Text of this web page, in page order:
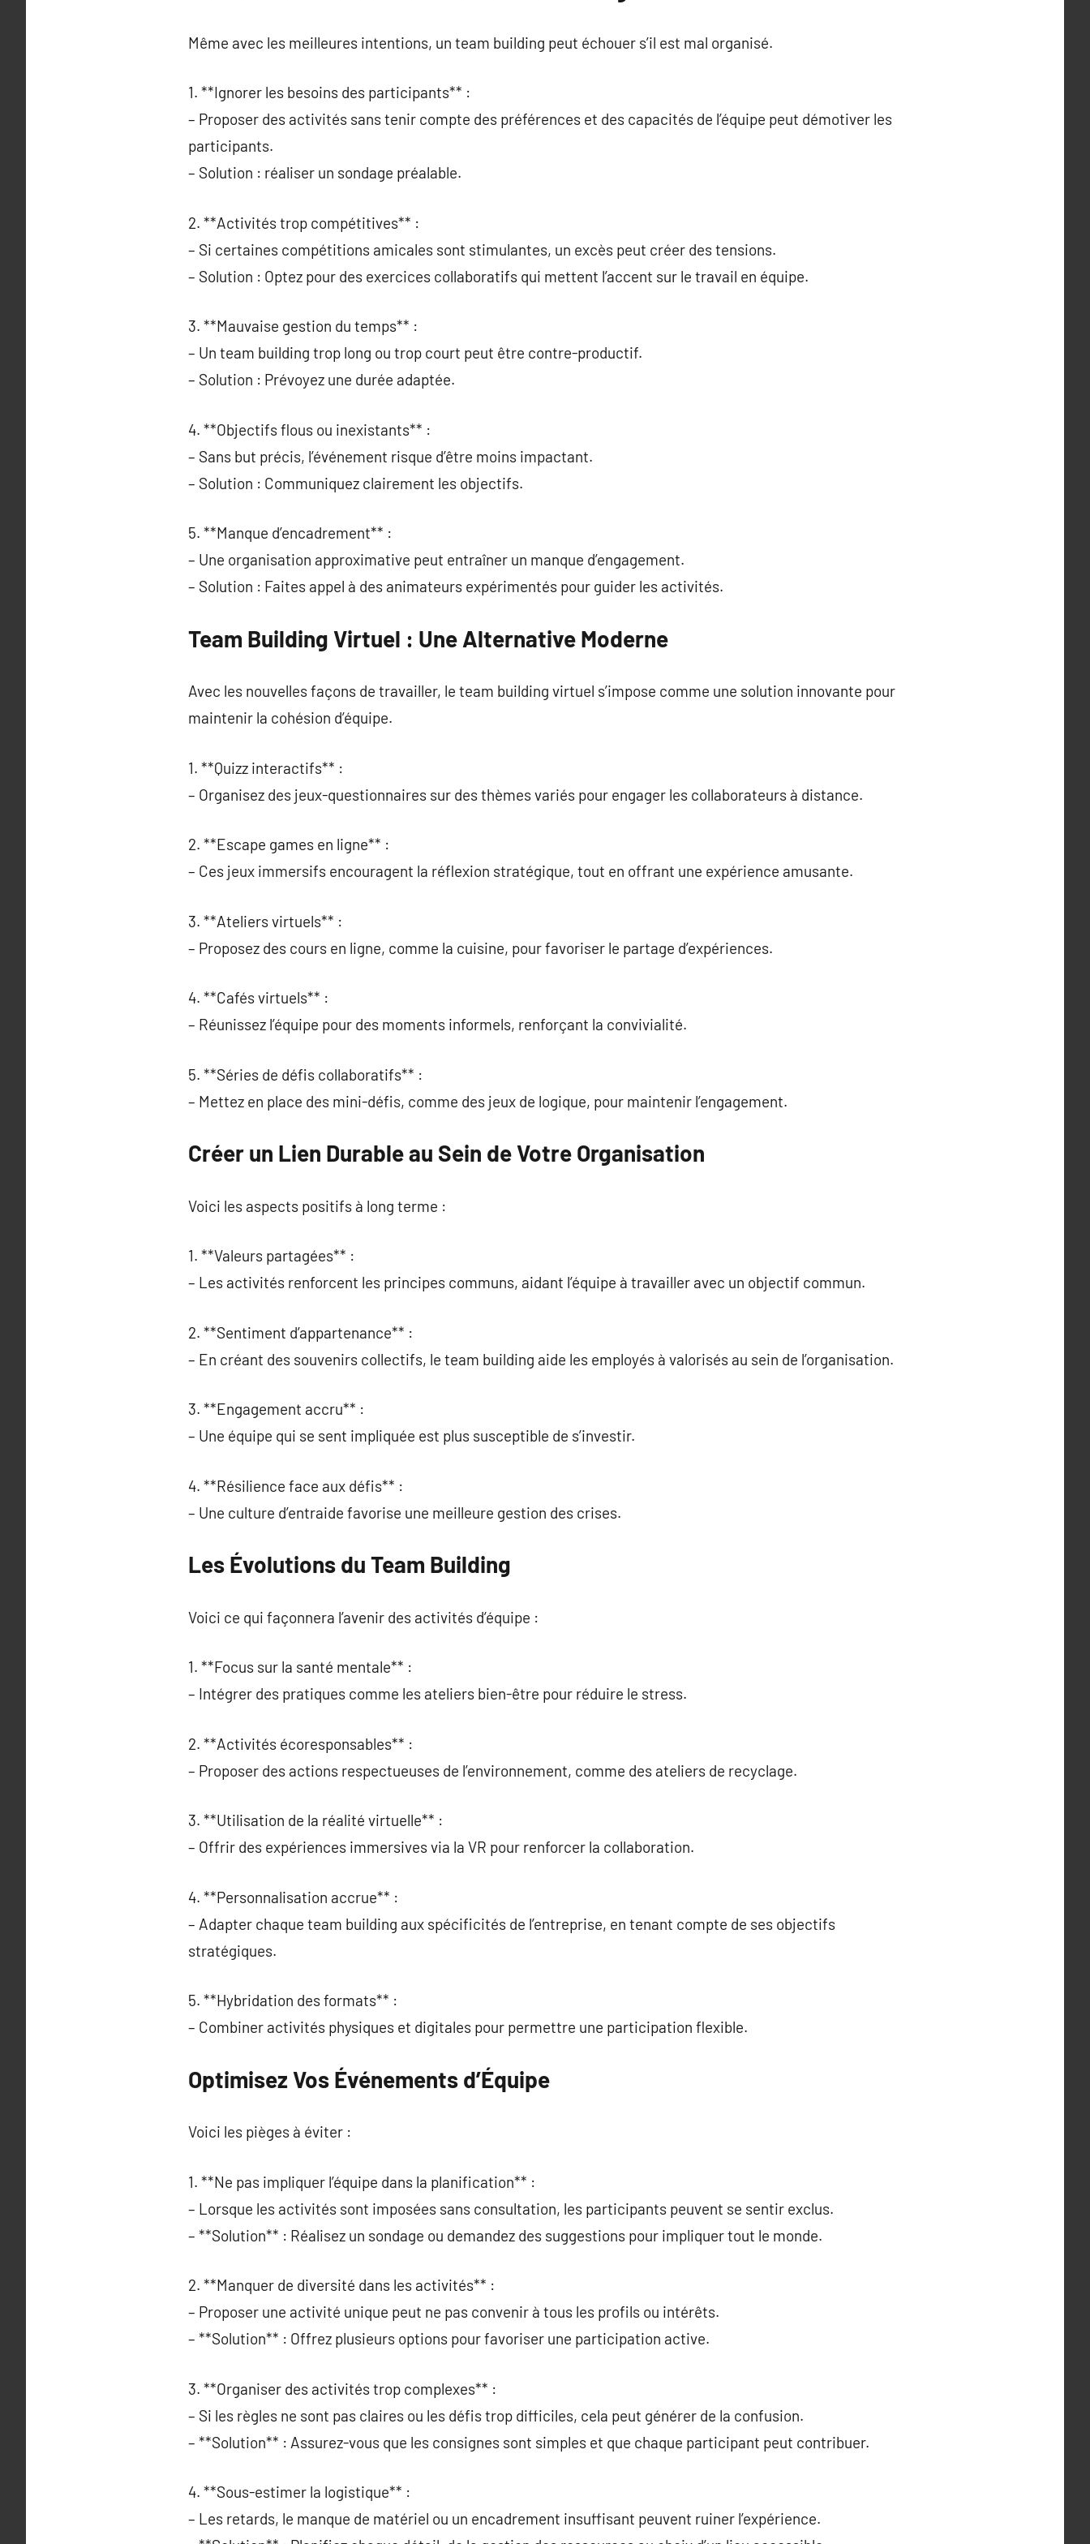
Même avec les meilleures intentions, un team building peut échouer s’il est mal organisé.
1. **Ignorer les besoins des participants** :
– Proposer des activités sans tenir compte des préférences et des capacités de l’équipe peut démotiver les
participants.
– Solution : réaliser un sondage préalable.
2. **Activités trop compétitives** :
– Si certaines compétitions amicales sont stimulantes, un excès peut créer des tensions.
– Solution : Optez pour des exercices collaboratifs qui mettent l’accent sur le travail en équipe.
3. **Mauvaise gestion du temps** :
– Un team building trop long ou trop court peut être contre-productif.
– Solution : Prévoyez une durée adaptée.
4. **Objectifs flous ou inexistants** :
– Sans but précis, l’événement risque d’être moins impactant.
– Solution : Communiquez clairement les objectifs.
5. **Manque d’encadrement** :
– Une organisation approximative peut entraîner un manque d’engagement.
– Solution : Faites appel à des animateurs expérimentés pour guider les activités.
Team Building Virtuel : Une Alternative Moderne
Avec les nouvelles façons de travailler, le team building virtuel s’impose comme une solution innovante pour
maintenir la cohésion d’équipe.
1. **Quizz interactifs** :
– Organisez des jeux-questionnaires sur des thèmes variés pour engager les collaborateurs à distance.
2. **Escape games en ligne** :
– Ces jeux immersifs encouragent la réflexion stratégique, tout en offrant une expérience amusante.
3. **Ateliers virtuels** :
– Proposez des cours en ligne, comme la cuisine, pour favoriser le partage d’expériences.
4. **Cafés virtuels** :
– Réunissez l’équipe pour des moments informels, renforçant la convivialité.
5. **Séries de défis collaboratifs** :
– Mettez en place des mini-défis, comme des jeux de logique, pour maintenir l’engagement.
Créer un Lien Durable au Sein de Votre Organisation
Voici les aspects positifs à long terme :
1. **Valeurs partagées** :
– Les activités renforcent les principes communs, aidant l’équipe à travailler avec un objectif commun.
2. **Sentiment d’appartenance** :
– En créant des souvenirs collectifs, le team building aide les employés à valorisés au sein de l’organisation.
3. **Engagement accru** :
– Une équipe qui se sent impliquée est plus susceptible de s’investir.
4. **Résilience face aux défis** :
– Une culture d’entraide favorise une meilleure gestion des crises.
Les Évolutions du Team Building
Voici ce qui façonnera l’avenir des activités d’équipe :
1. **Focus sur la santé mentale** :
– Intégrer des pratiques comme les ateliers bien-être pour réduire le stress.
2. **Activités écoresponsables** :
– Proposer des actions respectueuses de l’environnement, comme des ateliers de recyclage.
3. **Utilisation de la réalité virtuelle** :
– Offrir des expériences immersives via la VR pour renforcer la collaboration.
4. **Personnalisation accrue** :
– Adapter chaque team building aux spécificités de l’entreprise, en tenant compte de ses objectifs
stratégiques.
5. **Hybridation des formats** :
– Combiner activités physiques et digitales pour permettre une participation flexible.
Optimisez Vos Événements d’Équipe
Voici les pièges à éviter :
1. **Ne pas impliquer l’équipe dans la planification** :
– Lorsque les activités sont imposées sans consultation, les participants peuvent se sentir exclus.
– **Solution** : Réalisez un sondage ou demandez des suggestions pour impliquer tout le monde.
2. **Manquer de diversité dans les activités** :
– Proposer une activité unique peut ne pas convenir à tous les profils ou intérêts.
– **Solution** : Offrez plusieurs options pour favoriser une participation active.
3. **Organiser des activités trop complexes** :
– Si les règles ne sont pas claires ou les défis trop difficiles, cela peut générer de la confusion.
– **Solution** : Assurez-vous que les consignes sont simples et que chaque participant peut contribuer.
4. **Sous-estimer la logistique** :
– Les retards, le manque de matériel ou un encadrement insuffisant peuvent ruiner l’expérience.